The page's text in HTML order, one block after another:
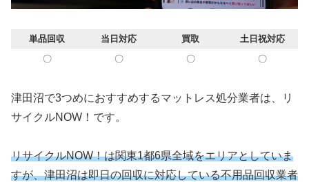
単品回収 当日対応 買取
土日祝対応
〇
〇 〇 〇
津田沼で3つめにおすすめするマットレス処分業者は、リ
サイクルNOW！です。
リサイクルNOW！は関東1都6県全域をエリアとしていま
すが、津田沼は即日の回収に対応している不用品回収業者